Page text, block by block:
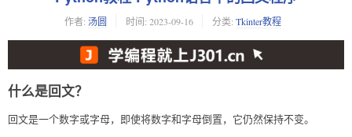
作者: 汤圆 时间: 2023-09-16 分类: Tkinter教程
什么是回文？
回文是一个数字或字母，即使将数字和字母倒置，它仍然保持不变。